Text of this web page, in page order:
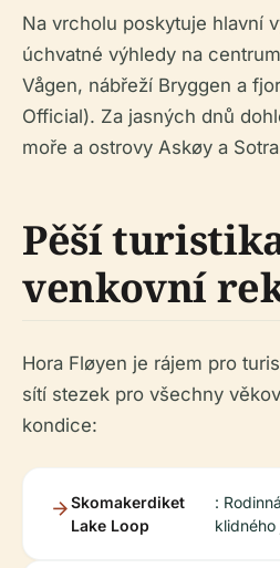
Na vrcholu poskytuje hlavní
úchvatné výhledy na
Vågen, nábřeží Bryggen a
Official). Za jasných dnů
moře a ostrovy Askøy a
Pěší
venkovní
Hora Fløyen je rájem pro
sítí stezek pro všechny
kondice:
Skomakerdiket
Lake Loop
:
klidného